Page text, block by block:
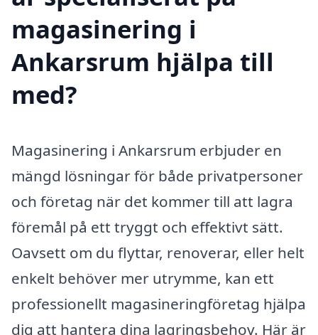
magasinering i
Ankarsrum hjälpa till
med?
Magasinering i Ankarsrum erbjuder en
mängd lösningar för både privatpersoner
och företag när det kommer till att lagra
föremål på ett tryggt och effektivt sätt.
Oavsett om du flyttar, renoverar, eller helt
enkelt behöver mer utrymme, kan ett
professionellt magasineringföretag hjälpa
dig att hantera dina lagringsbehov. Här är